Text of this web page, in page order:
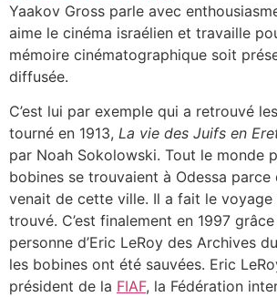
Yaakov Gross parle avec
aime le cinéma israélien et travaille
mémoire cinématographique soit
diffusée.
C’est lui par exemple qui a retrouvé
tourné en 1913, La vie des Juifs en
par Noah Sokolowski. Tout le monde
bobines se trouvaient à Odessa parce
venait de cette ville. Il a fait le voyage
trouvé. C’est finalement en 1997
personne d’Eric LeRoy des Archives
les bobines ont été sauvées. Eric
président de la FIAF, la Fédération